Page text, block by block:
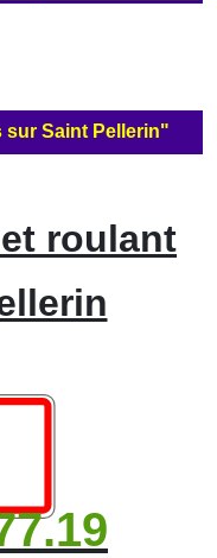
Saint Pellerin"
roulant